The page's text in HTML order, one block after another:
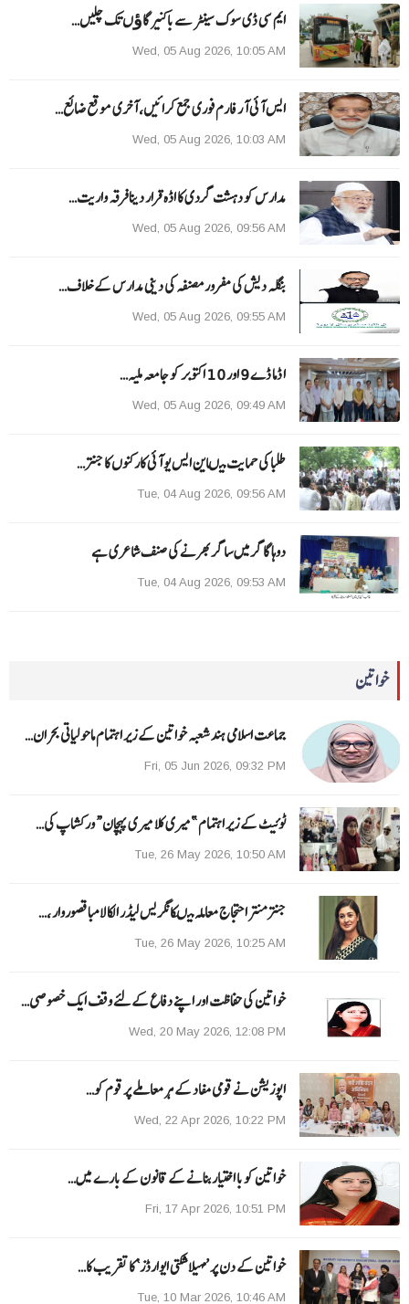
ایم سی ڈی سوک سینٹر سے باکنیر گاﺅں تک چلیں…
Wed, 05 Aug 2026, 10:05 AM
ایس آئی آر فارم فوری جمع کرائیں، آخری موقع ضائع…
Wed, 05 Aug 2026, 10:03 AM
مدارس کو دہشت گردی کا اڈہ قرار دینا فرقہ واریت…
Wed, 05 Aug 2026, 09:56 AM
بنگلہ دیش کی مفرور مصنفہ کی دینی مدارس کے خلاف…
Wed, 05 Aug 2026, 09:55 AM
ا ڈما ڈے 9 اور 10 اکتوبر کو جامعہ ملیہ…
Wed, 05 Aug 2026, 09:49 AM
طلبا کی حمایت میںاین ایس یو آئی کارکنوں کا جنتر…
Tue, 04 Aug 2026, 09:56 AM
دوہا گاگر میں ساگر بھرنے کی صنف شاعری ہے
Tue, 04 Aug 2026, 09:53 AM
خواتین
جماعت اسلامی ہند شعبہ خواتین کے زیر اہتمام ماحولیاتی بحران…
Fri, 05 Jun 2026, 09:32 PM
ٹوئیٹ کے زیر اہتمام ”میری کلا میری پہچان“ ورکشاپ کی…
Tue, 26 May 2026, 10:50 AM
جنتر منتر احتجاج معاملہ میںکانگریس لیڈر الکا لامبا قصوروار ،…
Tue, 26 May 2026, 10:25 AM
خواتین کی حفاظت اور اپنے دفاع کےلئے وقف ایک خصوصی…
Wed, 20 May 2026, 12:08 PM
اپوزیشن نے قومی مفاد کے ہر معاملے پر قوم کو…
Wed, 22 Apr 2026, 10:22 PM
خواتین کو با اختیار بنانے کے قانون کے بارے میں…
Fri, 17 Apr 2026, 10:51 PM
خواتین کے دن پر ’مہیلا شکتی ایوارڈز‘ کا تقریب کا…
Tue, 10 Mar 2026, 10:46 AM